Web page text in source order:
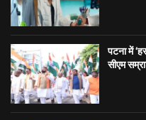
पटना में
सीएम